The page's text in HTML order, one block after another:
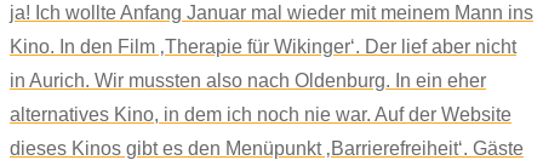
ja! Ich wollte Anfang Januar mal wieder mit meinem Mann ins
Kino. In den Film ‚Therapie für Wikinger‘. Der lief aber nicht
in Aurich. Wir mussten also nach Oldenburg. In ein eher
alternatives Kino, in dem ich noch nie war. Auf der Website
dieses Kinos gibt es den Menüpunkt ‚Barrierefreiheit‘. Gäste